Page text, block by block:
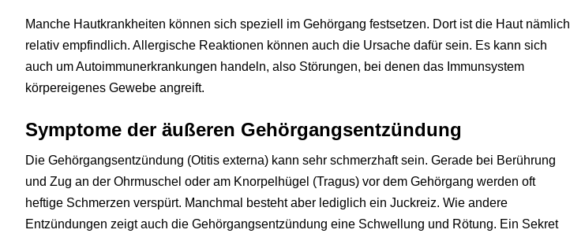
Manche Hautkrankheiten können sich speziell im Gehörgang festsetzen. Dort ist die Haut nämlich
relativ empfindlich. Allergische Reaktionen können auch die Ursache dafür sein. Es kann sich
auch um Autoimmunerkrankungen handeln, also Störungen, bei denen das Immunsystem
körpereigenes Gewebe angreift.
Symptome der äußeren Gehörgangsentzündung
Die Gehörgangsentzündung (Otitis externa) kann sehr schmerzhaft sein. Gerade bei Berührung
und Zug an der Ohrmuschel oder am Knorpelhügel (Tragus) vor dem Gehörgang werden oft
heftige Schmerzen verspürt. Manchmal besteht aber lediglich ein Juckreiz. Wie andere
Entzündungen zeigt auch die Gehörgangsentzündung eine Schwellung und Rötung. Ein Sekret